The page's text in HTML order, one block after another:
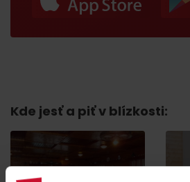
Kde jesť a piť v blízkosti: